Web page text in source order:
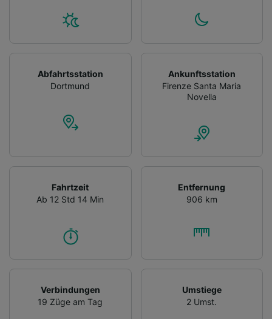
Abfahrtsstation
Dortmund
Ankunftsstation
Firenze Santa Maria
Novella
Fahrtzeit
Ab 12 Std 14 Min
Entfernung
906 km
Verbindungen
19 Züge am Tag
Umstiege
2 Umst.